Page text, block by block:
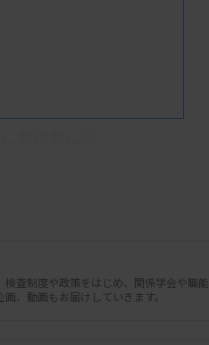
定の機会を
機関から一般
し、5年間で
査制度や政策をはじめ、関係学会や職能
、動画もお届けしていきます。